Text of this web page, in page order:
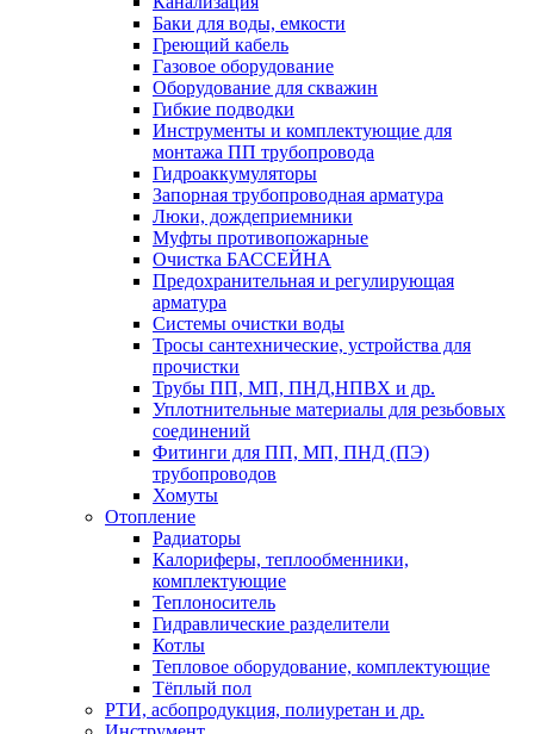
Баки для воды, емкости
Греющий кабель
Газовое оборудование
Оборудование для скважин
Гибкие подводки
Инструменты и комплектующие для
монтажа ПП трубопровода
Гидроаккумуляторы
Запорная трубопроводная арматура
Люки, дождеприемники
Муфты противопожарные
Очистка БАССЕЙНА
Предохранительная и регулирующая
арматура
Системы очистки воды
Тросы сантехнические, устройства для
прочистки
Трубы ПП, МП, ПНД,НПВХ и др.
Уплотнительные материалы для резьбовых
соединений
Фитинги для ПП, МП, ПНД (ПЭ)
трубопроводов
Хомуты
Отопление
Радиаторы
Калориферы, теплообменники,
комплектующие
Теплоноситель
Гидравлические разделители
Котлы
Тепловое оборудование, комплектующие
Тёплый пол
РТИ, асбопродукция, полиуретан и др.